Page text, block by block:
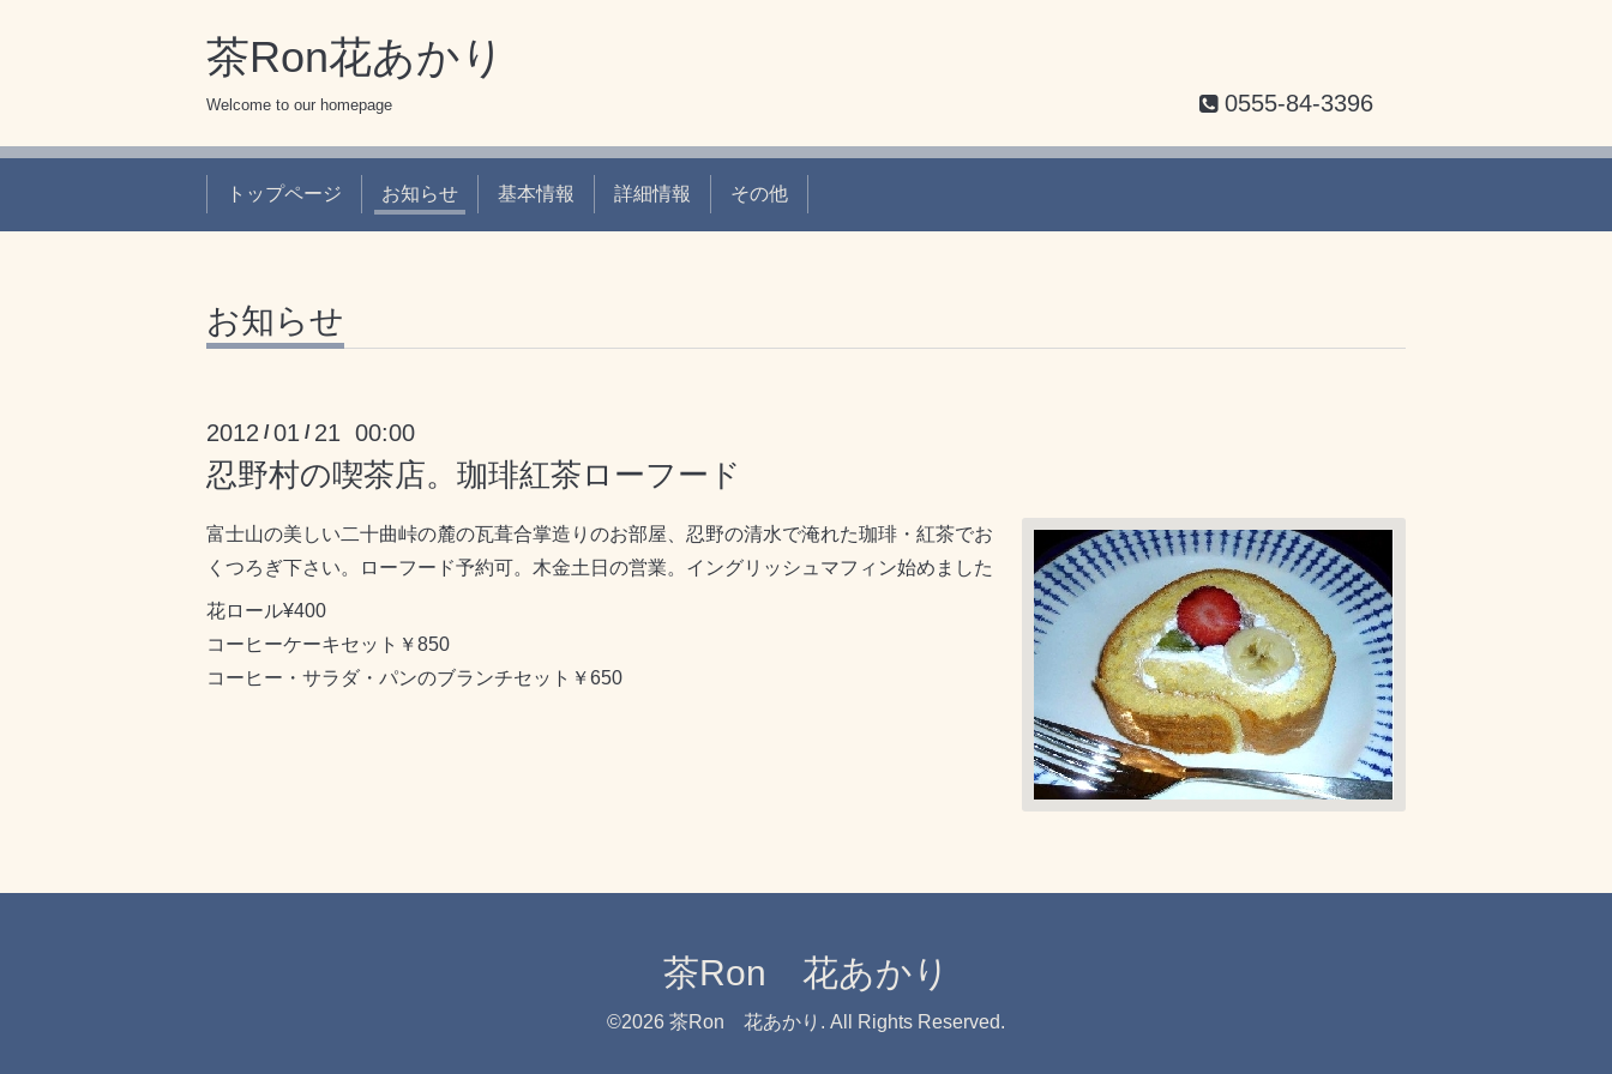
茶Ron花あかり
Welcome to our homepage 0555-84-3396
トップページ お知らせ 基本情報 詳細情報 その他
お知らせ
2012 /01 / 21 00:00
忍野村の喫茶店。珈琲紅茶ローフード
富士山の美しい二十曲峠の麓の瓦葺合掌造りのお部屋、忍野の清水で淹れた珈琲・紅茶でお
くつろぎ下さい。ローフード予約可。木金土日の営業。イングリッシュマフィン始めました
花ロール¥400
コーヒーケーキセット￥850
コーヒー・サラダ・パンのブランチセット￥650
茶Ron 花あかり
©2026 茶Ron 花あかり . All Rights Reserved.